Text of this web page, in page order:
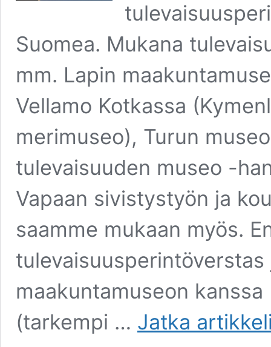
Suomea. Mukana
mm. Lapin
Vellamo Kotkassa
merimuseo), Turun
tulevaisuuden museo -
Vapaan sivistystyön ja
saamme mukaan myös.
maakuntamuseon
(tarkempi … Jatka